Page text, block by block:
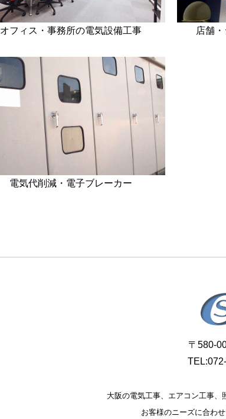
オフィス・事務所の電気設備工事 店舗
電気代削減・電子ブレーカー
〒580-
TEL:
大阪の電気工事、エアコン工事
お客様のニーズに合わ